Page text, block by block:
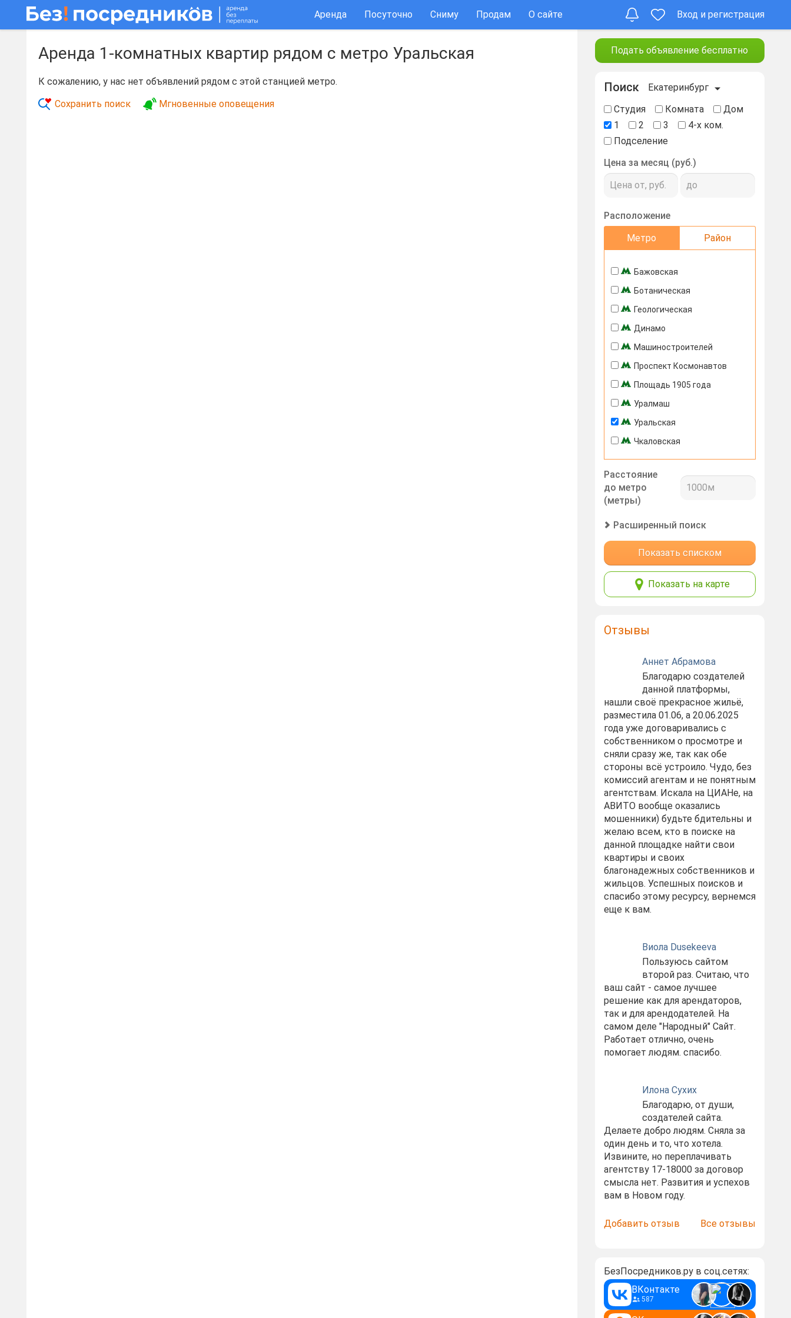
Аренда Посуточно Сниму Продам О сайте Вход и регистрация
Аренда 1-комнатных квартир рядом с метро Уральская
К сожалению, у нас нет объявлений рядом с этой станцией метро.
Сохранить поиск
Мгновенные оповещения
Подать объявление бесплатно
Поиск
Екатеринбург
Студия
Комната
Дом
1
2 3
4-х ком.
Подселение
Цена за месяц (руб.)
Расположение
Метро
Район
Бажовская
Ботаническая
Геологическая
Динамо
Машиностроителей
Проспект Космонавтов
Площадь 1905 года
Уралмаш
Уральская
Чкаловская
Расстояние
до метро
(метры)
Расширенный поиск
Показать списком
Показать на карте
Отзывы
Аннет Абрамова
Благодарю создателей
данной платформы,
нашли своё прекрасное жильё,
разместила 01.06, а 20.06.2025
года уже договаривались с
собственником о просмотре и
сняли сразу же, так как обе
стороны всё устроило. Чудо, без
комиссий агентам и не понятным
агентствам. Искала на ЦИАНе, на
АВИТО вообще оказались
мошенники) будьте бдительны и
желаю всем, кто в поиске на
данной площадке найти свои
квартиры и своих
благонадежных собственников и
жильцов. Успешных поисков и
спасибо этому ресурсу, вернемся
еще к вам.
Виола Dusekeeva
Пользуюсь сайтом
второй раз. Считаю, что
ваш сайт - самое лучшее
решение как для арендаторов,
так и для арендодателей. На
самом деле "Народный" Сайт.
Работает отлично, очень
помогает людям. спасибо.
Илона Сухих
Благодарю, от души,
создателей сайта.
Делаете добро людям. Сняла за
один день и то, что хотела.
Извините, но переплачивать
агентству 17-18000 за договор
смысла нет. Развития и успехов
вам в Новом году.
Добавить отзыв Все отзывы
БезПосредников.ру в соц.сетях:
ВКонтакте
587